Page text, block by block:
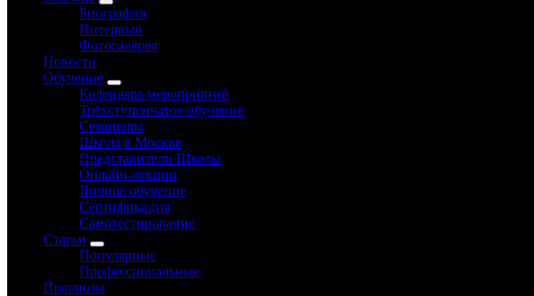
Биография
Интервью
Фотогалерея
Новости
Обучение
Календарь мероприятий
Трёхступенчатое обучение
Семинары
Школа в Москве
Представители Школы
Онлайн-лекции
Личное обучение
Сертификация
Самотестирование
Статьи
Популярные
Профессиональные
Прогнозы